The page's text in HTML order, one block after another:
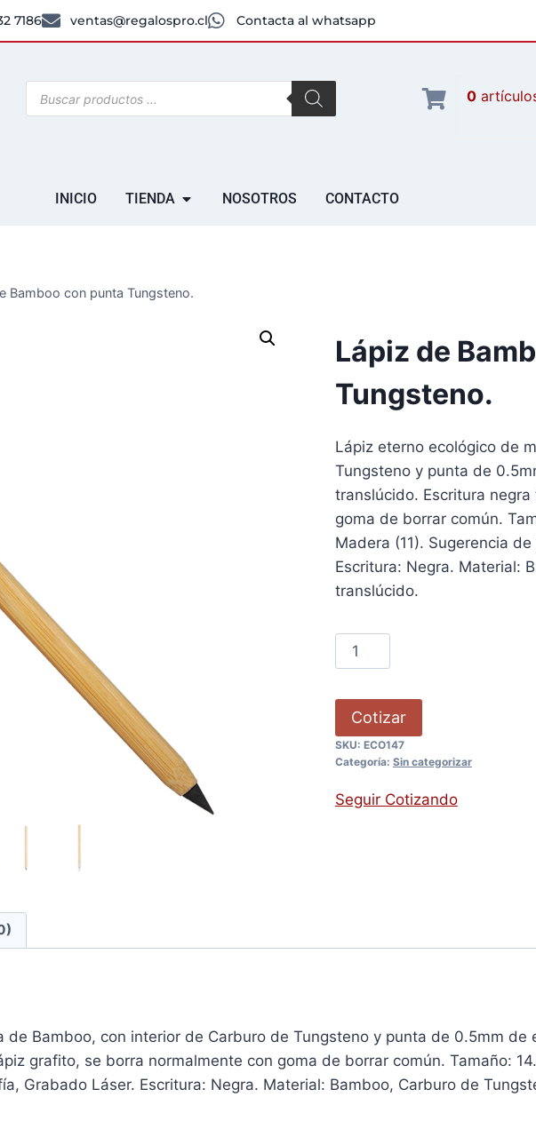
7186 ventas@regalospro.cl Contacta al whatsapp
0
INICIO TIENDA NOSOTROS CONTACTO
Bamboo con punta Tungsteno.
Lápiz de
Tungsteno.
Lápiz eterno ecológico de
Tungsteno y punta de
translúcido. Escritura
goma de borrar común.
Madera (11). Sugerencia
Escritura: Negra. Material:
translúcido.
Cotizar
SKU: ECO147
Categoría: Sin categorizar
Seguir Cotizando
de Bamboo, con interior de Carburo de Tungsteno y punta de 0.5mm de
grafito, se borra normalmente con goma de borrar común. Tamaño:
Grabado Láser. Escritura: Negra. Material: Bamboo, Carburo de